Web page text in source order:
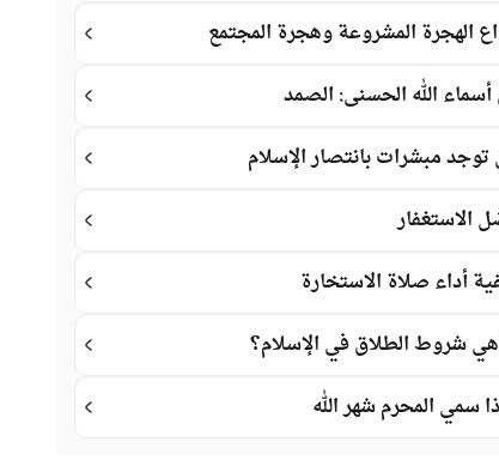
الهجرة المشروعة وهجرة المجتمع
الله الحسنى: الصمد
مبشرات بانتصار الإسلام
الاستغفار
أداء صلاة الاستخارة
شروط الطلاق في الإسلام؟
سمي المحرم شهر الله